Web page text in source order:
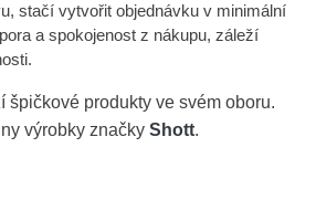
stačí vytvořit objednávku v minimální
a spokojenost z nákupu, záleží
špičkové produkty ve svém oboru.
výrobky značky Shott.